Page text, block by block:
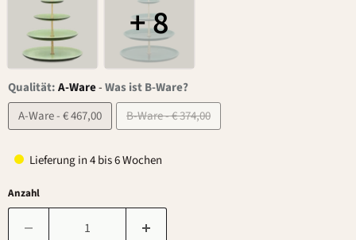
+ 8
Qualität:A-Ware-Was ist B-Ware?
A-Ware - € 467,00
B-Ware - € 374,00
Lieferung in 4 bis 6 Wochen
Anzahl